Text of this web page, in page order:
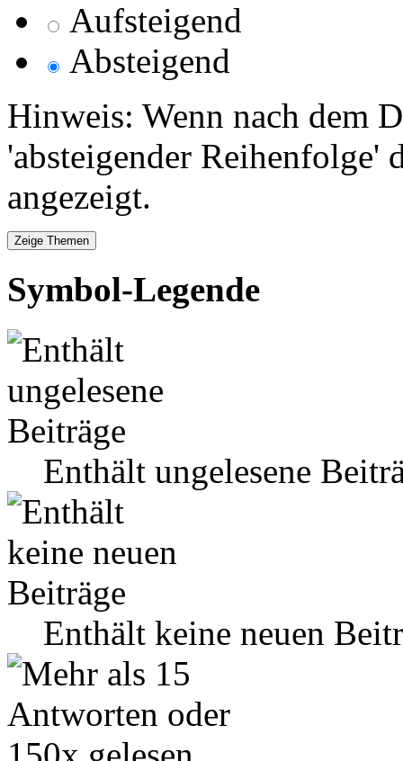
Aufsteigend
Absteigend
Hinweis: Wenn nach dem
'absteigender Reihenfolge'
angezeigt.
Symbol-Legende
Enthält ungelesene
Enthält keine neuen